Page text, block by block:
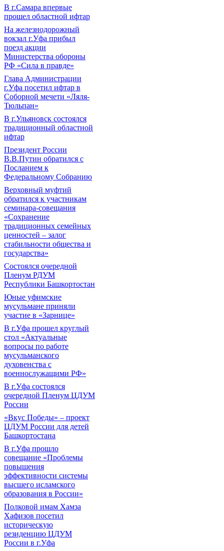
В г.Самара впервые
прошел областной ифтар
На железнодорожный
вокзал г.Уфа прибыл
поезд акции
Министерства обороны
РФ «Сила в правде»
Глава Администрации
г.Уфа посетил ифтар в
Соборной мечети «Ляля-
Тюльпан»
В г.Ульяновск состоялся
традиционный областной
ифтар
Президент России
В.В.Путин обратился с
Посланием к
Федеральному Собранию
Верховный муфтий
обратился к участникам
семинара-совещания
«Сохранение
традиционных семейных
ценностей – залог
стабильности общества и
государства»
Состоялся очередной
Пленум РДУМ
Республики Башкортостан
Юные уфимские
мусульмане приняли
участие в «Зарнице»
В г.Уфа прошел круглый
стол «Актуальные
вопросы по работе
мусульманского
духовенства с
военнослужащими РФ»
В г.Уфа состоялся
очередной Пленум ЦДУМ
России
«Вкус Победы» – проект
ЦДУМ России для детей
Башкортостана
В г.Уфа прошло
совещание «Проблемы
повышения
эффективности системы
высшего исламского
образования в России»
Полковой имам Хамза
Хафизов посетил
историческую
резиденцию ЦДУМ
России в г.Уфа